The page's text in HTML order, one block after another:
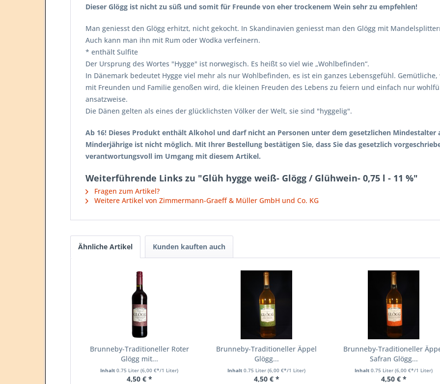
Dieser Glögg ist nicht zu süß und somit für Freunde von eher trockenem Wein sehr zu empfehlen!
Man geniesst den Glögg erhitzt, nicht gekocht. In Skandinavien geniesst man den Glögg mit
Auch kann man ihn mit Rum oder Wodka verfeinern.
* enthält Sulfite
Der Ursprung des Wortes "Hygge" ist norwegisch. Es heißt so viel wie „Wohlbefinden“.
In Dänemark bedeutet Hygge viel mehr als nur Wohlbefinden, es ist ein ganzes Lebensgefühl.
mit Freunden und Familie genoßen wird, die kleinen Freuden des Lebens zu feiern und einfach nur
ansatzweise.
Die Dänen gelten als eines der glücklichsten Völker der Welt, sie sind "hyggelig".
Ab 16! Dieses Produkt enthält Alkohol und darf nicht an Personen unter dem gesetzlichen Mindestalter
Minderjährige ist nicht möglich. Mit Ihrer Bestellung bestätigen Sie, dass Sie das gesetzlich
verantwortungsvoll im Umgang mit diesem Artikel.
Weiterführende Links zu "Glüh hygge weiß- Glögg / Glühwein- 0,75 l - 11 %"
Fragen zum Artikel?
Weitere Artikel von Zimmermann-Graeff & Müller GmbH und Co. KG
Ähnliche Artikel Kunden kauften auch
Brunneby-Traditioneller Roter
Glögg mit...
Inhalt 0.75 Liter (6,00 €*/1 Liter)
4,50 € *
Brunneby-Traditioneller Äppel
Glögg...
Inhalt 0.75 Liter (6,00 €*/1 Liter)
4,50 € *
Brunneby-Traditioneller
Safran Glögg...
Inhalt 0.75 Liter (6,00 €*/1 Liter)
4,50 € *